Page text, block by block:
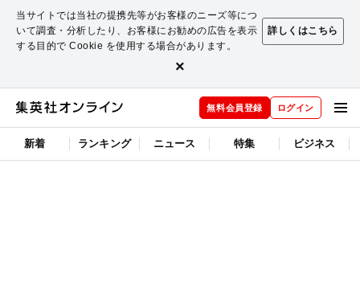
当サイトでは当社の提携先等がお客様のニーズ等につ
いて調査・分析したり、お客様にお勧めの広告を表示
する目的で Cookie を使用する場合があります。
詳しくはこちら
×
無料会員登録 ログイン
新着 ランキング ニュース 特集 ビジネス